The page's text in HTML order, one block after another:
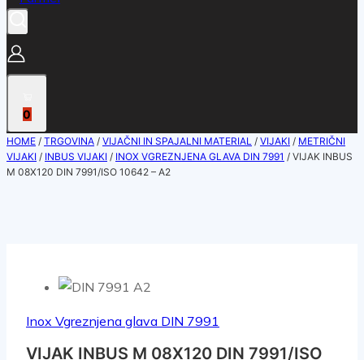
0
HOME / TRGOVINA / VIJAČNI IN SPAJALNI MATERIAL / VIJAKI / METRIČNI
VIJAKI / INBUS VIJAKI / INOX VGREZNJENA GLAVA DIN 7991 / VIJAK INBUS
M 08X120 DIN 7991/ISO 10642 – A2
Inox Vgreznjena glava DIN 7991
VIJAK INBUS M 08X120 DIN 7991/ISO